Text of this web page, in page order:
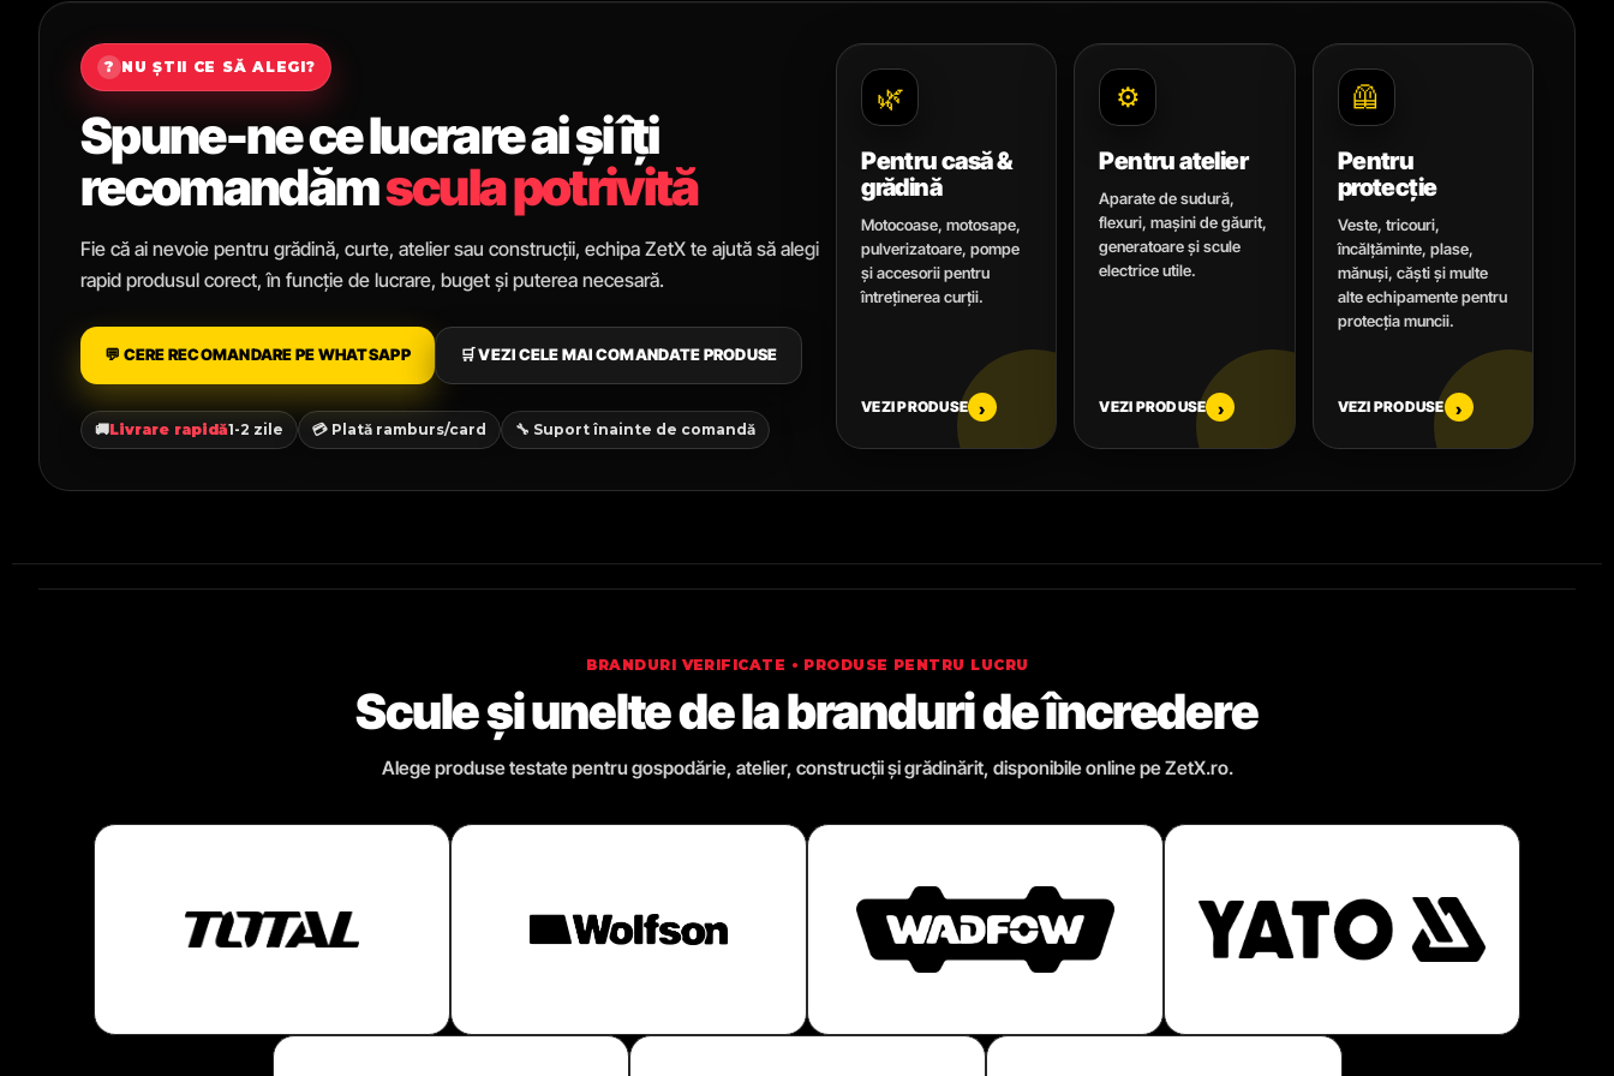
? NU ȘTII CE SĂ ALEGI?
Spune-ne ce lucrare ai și îți
recomandămscula potrivită
Fie că ai nevoie pentru grădină, curte, atelier sau construcții, echipa ZetX te ajută să alegi
rapid produsul corect, în funcție de lucrare, buget și puterea necesară.
💬 CERE RECOMANDARE PE WHATSAPP 🛒 VEZI CELE MAI COMANDATE PRODUSE
🚚Livrare rapidă1-2 zile 💳 Plată ramburs/card 🔧 Suport înainte de comandă
🌿
Pentru casă &
grădină
Motocoase, motosape,
pulverizatoare, pompe
și accesorii pentru
întreținerea curții.
VEZI PRODUSE ›
⚙️
Pentru atelier
Aparate de sudură,
flexuri, mașini de găurit,
generatoare și scule
electrice utile.
VEZI PRODUSE ›
🦺
Pentru
protecție
Veste, tricouri,
încălțăminte, plase,
mănuși, căști și multe
alte echipamente pentru
protecția muncii.
VEZI PRODUSE ›
BRANDURI VERIFICATE • PRODUSE PENTRU LUCRU
Scule și unelte de la branduri de încredere
Alege produse testate pentru gospodărie, atelier, construcții și grădinărit, disponibile online pe ZetX.ro.